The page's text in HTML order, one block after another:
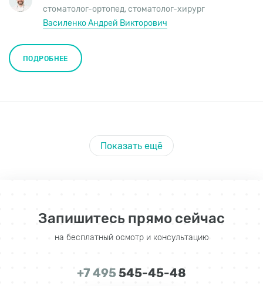
ПОДРОБНЕЕ
стоматолог-ортопед,стоматолог-хирург
Василенко Андрей Викторович
Показать ещё
Запишитесь прямо сейчас
на бесплатный осмотр и консультацию
+7 495545-45-48